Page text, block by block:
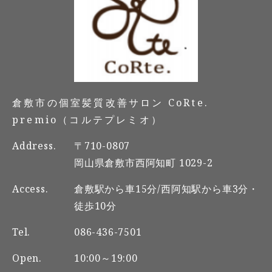
倉敷市の個室髪質改善サロン CoRte.
premio（コルテプレミオ）
Address.
〒710-0807
岡山県倉敷市西阿知町 1029-2
Access.
倉敷駅から車15分/西阿知駅から車3分・
徒歩10分
Tel.
086-436-7501
Open.
10:00～19:00